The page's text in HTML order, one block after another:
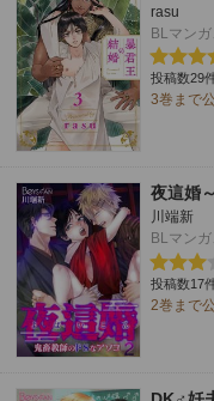
rasu
BLマン
投稿数29
3巻まで
夜這婚
川端新
BLマン
投稿数17
2巻まで